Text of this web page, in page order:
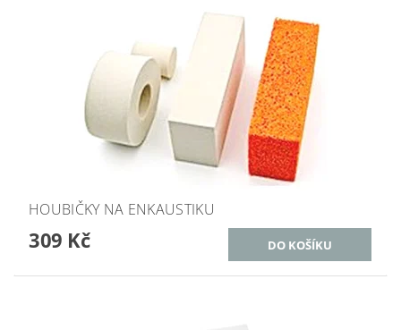
HOUBIČKY NA ENKAUSTIKU
309 Kč